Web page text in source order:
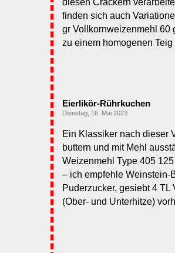
diesen Crackern
finden sich auch
gr Vollkornweizenmehl 60
zu einem homogenen
Eierlikör-Rührkuchen
Dienstag, 16. Mai 2023
Ein Klassiker nach dieser
buttern und mit Mehl
Weizenmehl Type 405
– ich empfehle Weinstein-
Puderzucker, gesiebt 4
(Ober- und Unterhitze)